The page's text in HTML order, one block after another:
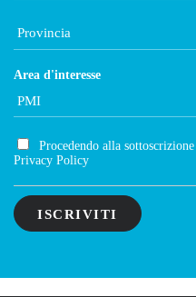
Area d'interesse
Procedendo alla
Privacy Policy